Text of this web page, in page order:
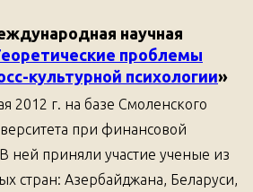
научная
проблемы
культурной психологии»
2012 г. на базе Смоленского
при финансовой
приняли участие ученые из
стран: Азербайджана, Беларуси,